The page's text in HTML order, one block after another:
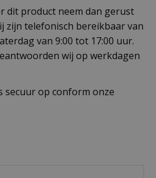
dit product neem dan gerust
zijn telefonisch bereikbaar van
van 9:00 tot 17:00 uur.
wij op werkdagen
secuur op conform onze